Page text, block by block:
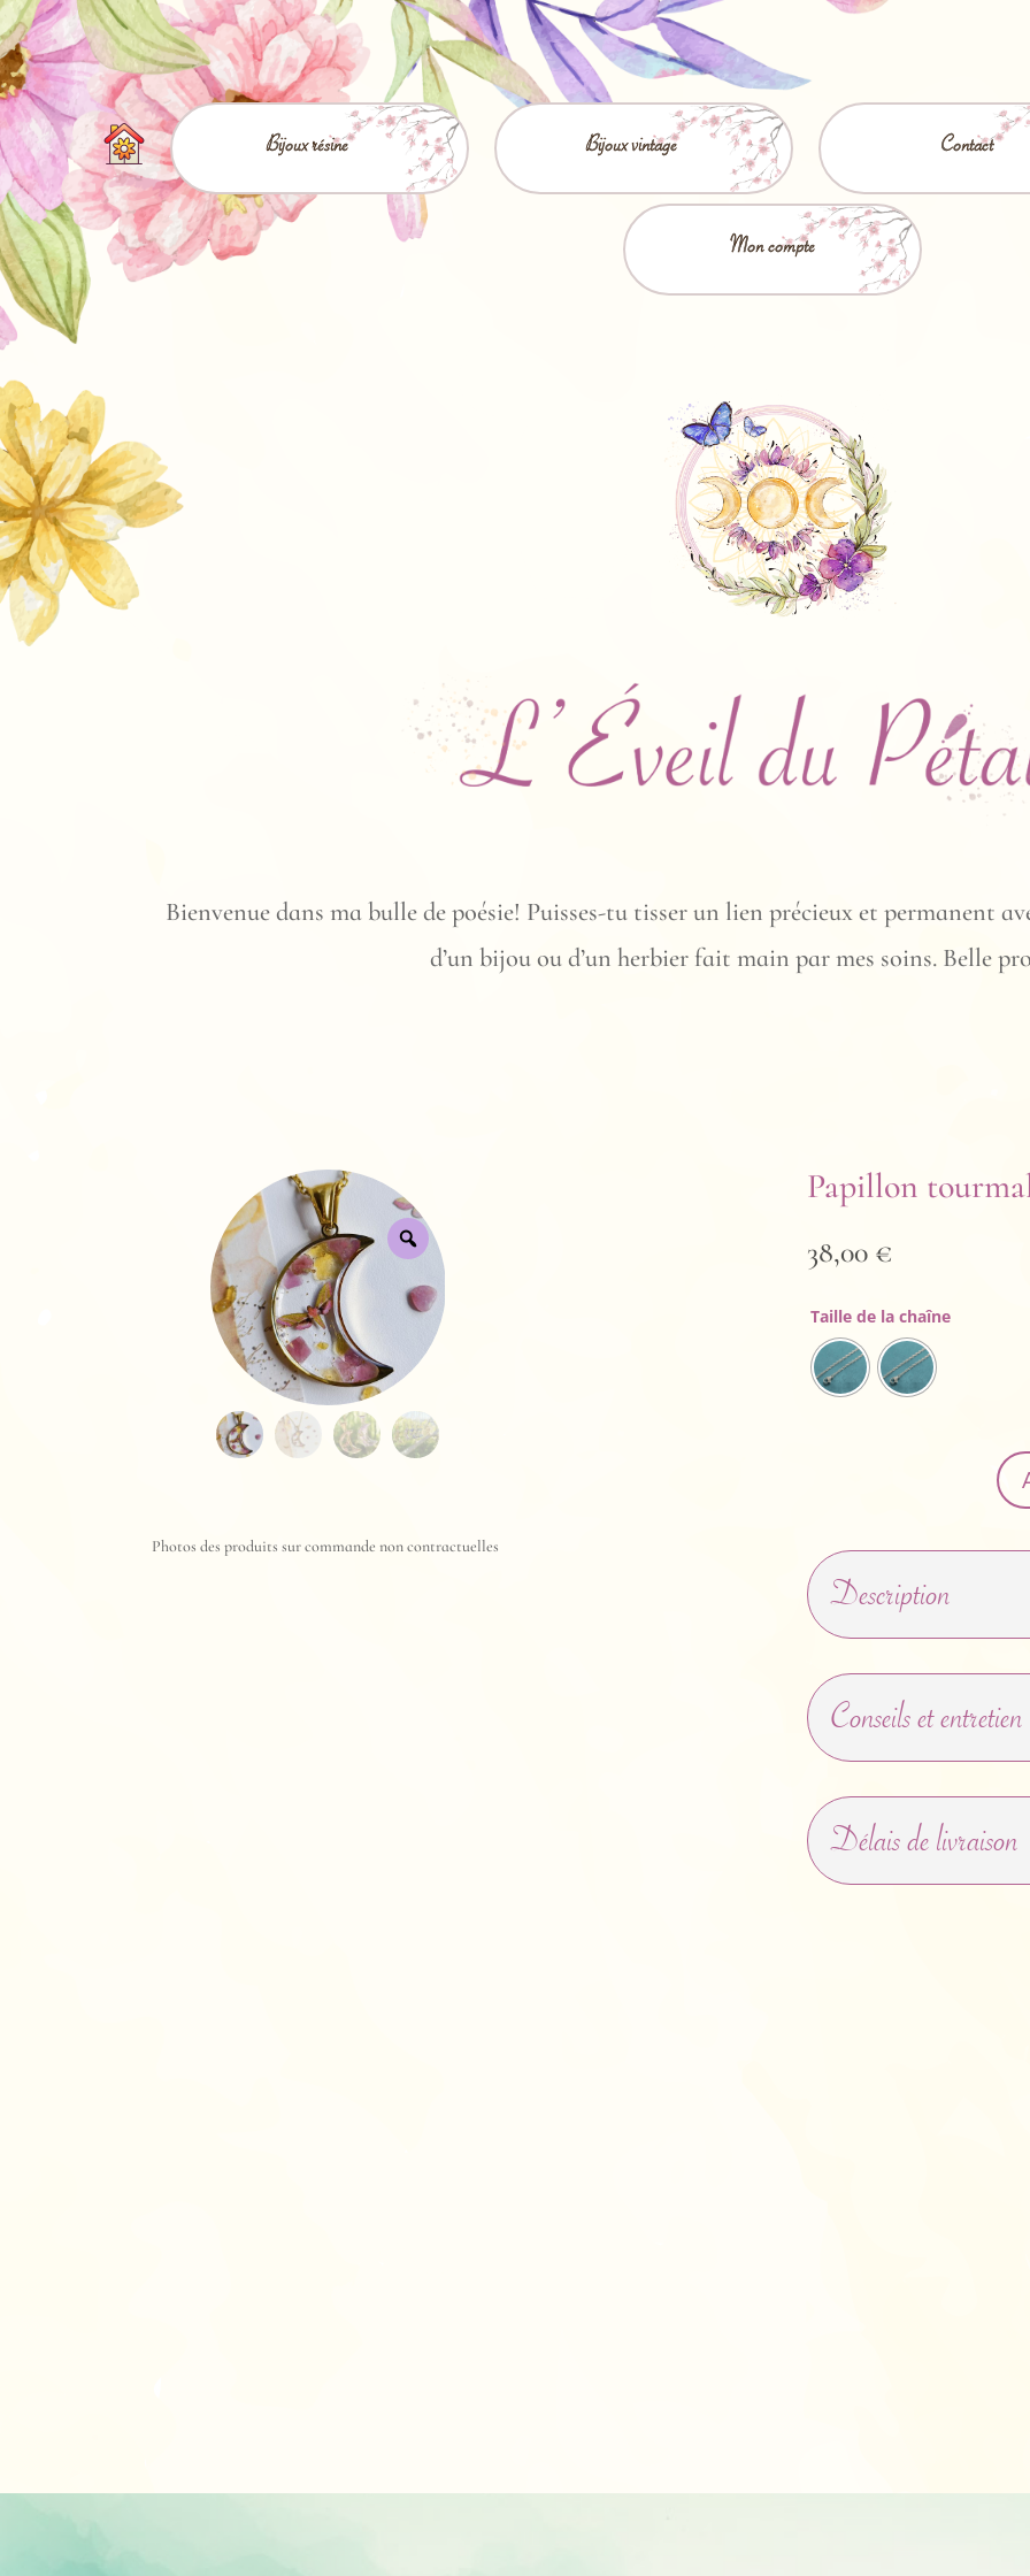
Bijoux résine Bijoux vintage Contact
Mon compte
Bienvenue dans ma bulle de poésie! Puisses-tu tisser un lien précieux et permanent
d’un bijou ou d’un herbier fait main par mes soins. Belle
Photos des produits sur commande non contractuelles
Papillon
38,00 €
Taille de la chaîne
Description
Conseils et entretien
Délais de livraison